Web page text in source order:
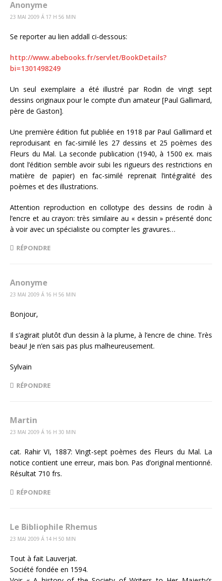
Anonyme
23 MAI 2009 Á 17 H 56 MIN
Se reporter au lien addall ci-dessous:
http://www.abebooks.fr/servlet/BookDetails?
bi=1301498249
Un seul exemplaire a été illustré par Rodin de vingt sept
dessins originaux pour le compte d’un amateur [Paul Gallimard,
père de Gaston].
Une première édition fut publiée en 1918 par Paul Gallimard et
reproduisant en fac-similé les 27 dessins et 25 poèmes des
Fleurs du Mal. La seconde publication (1940, à 1500 ex. mais
dont l’édition semble avoir subi les rigueurs des restrictions en
matière de papier) en fac-similé reprenait l’intégralité des
poèmes et des illustrations.
Attention reproduction en collotype des dessins de rodin à
l’encre et au crayon: très similaire au « dessin » présenté donc
à voir avec un spécialiste ou compter les gravures…
RÉPONDRE
Anonyme
23 MAI 2009 Á 16 H 56 MIN
Bonjour,
Il s’agirait plutôt d’un dessin à la plume, à l’encre de chine. Très
beau! Je n’en sais pas plus malheureusement.
Sylvain
RÉPONDRE
Martin
23 MAI 2009 Á 16 H 30 MIN
cat. Rahir VI, 1887: Vingt-sept poèmes des Fleurs du Mal. La
notice contient une erreur, mais bon. Pas d’original mentionné.
Résultat 710 frs.
RÉPONDRE
Le Bibliophile Rhemus
23 MAI 2009 Á 14 H 50 MIN
Tout à fait Lauverjat.
Société fondée en 1594.